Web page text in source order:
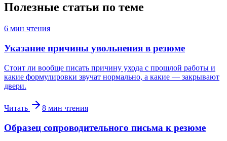
Полезные статьи по теме
6 мин чтения
Указание причины увольнения в резюме
Стоит ли вообще писать причину ухода с прошлой работы и
какие формулировки звучат нормально, а какие — закрывают
двери.
Читать 8 мин чтения
Образец сопроводительного письма к резюме